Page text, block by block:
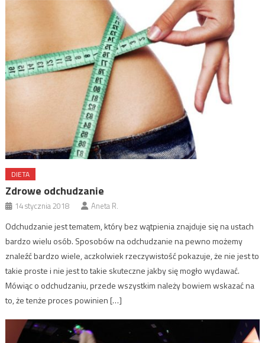
DIETA
Zdrowe odchudzanie
14 stycznia 2018 Aneta R.
Odchudzanie jest tematem, który bez wątpienia znajduje się na ustach
bardzo wielu osób. Sposobów na odchudzanie na pewno możemy
znaleźć bardzo wiele, aczkolwiek rzeczywistość pokazuje, że nie jest to
takie proste i nie jest to takie skuteczne jakby się mogło wydawać.
Mówiąc o odchudzaniu, przede wszystkim należy bowiem wskazać na
to, że tenże proces powinien […]